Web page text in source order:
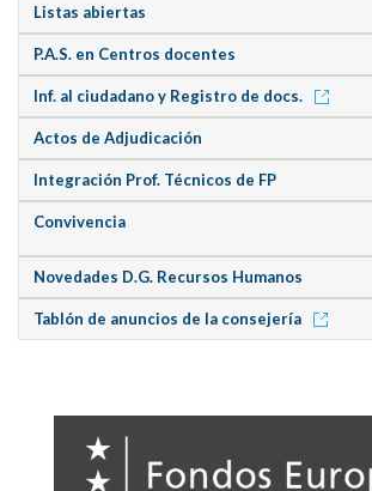
Listas abiertas
P.A.S. en Centros docentes
Inf. al ciudadano y Registro de docs.
Actos de Adjudicación
Integración Prof. Técnicos de FP
Convivencia
Novedades D.G. Recursos Humanos
Tablón de anuncios de la consejería